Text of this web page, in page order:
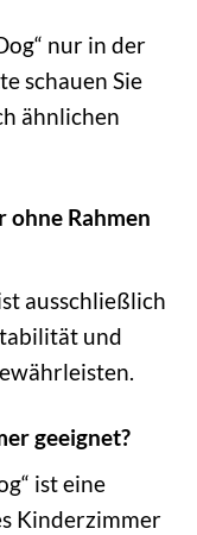
nur in der
schauen Sie
ähnlichen
ohne Rahmen
ausschließlich
und
geeignet?
ist eine
Kinderzimmer